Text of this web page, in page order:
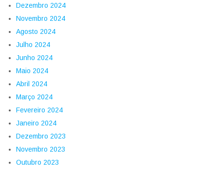
Dezembro 2024
Novembro 2024
Agosto 2024
Julho 2024
Junho 2024
Maio 2024
Abril 2024
Março 2024
Fevereiro 2024
Janeiro 2024
Dezembro 2023
Novembro 2023
Outubro 2023